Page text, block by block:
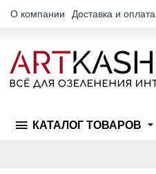
О компании Доставка и оплата
КАТАЛОГ ТОВАРОВ